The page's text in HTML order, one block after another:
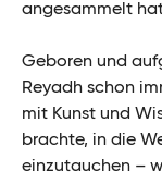
angesammelt
Geboren und
Reyadh schon
mit Kunst und
brachte, in die
einzutauchen –